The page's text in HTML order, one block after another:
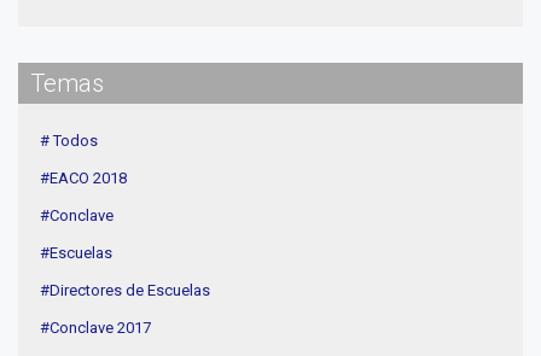
Contenidos de Interés
Cuota
Agenda
Linea Sociedad
Temas
# Todos
#EACO 2018
#Conclave
#Escuelas
#Directores de Escuelas
#Conclave 2017